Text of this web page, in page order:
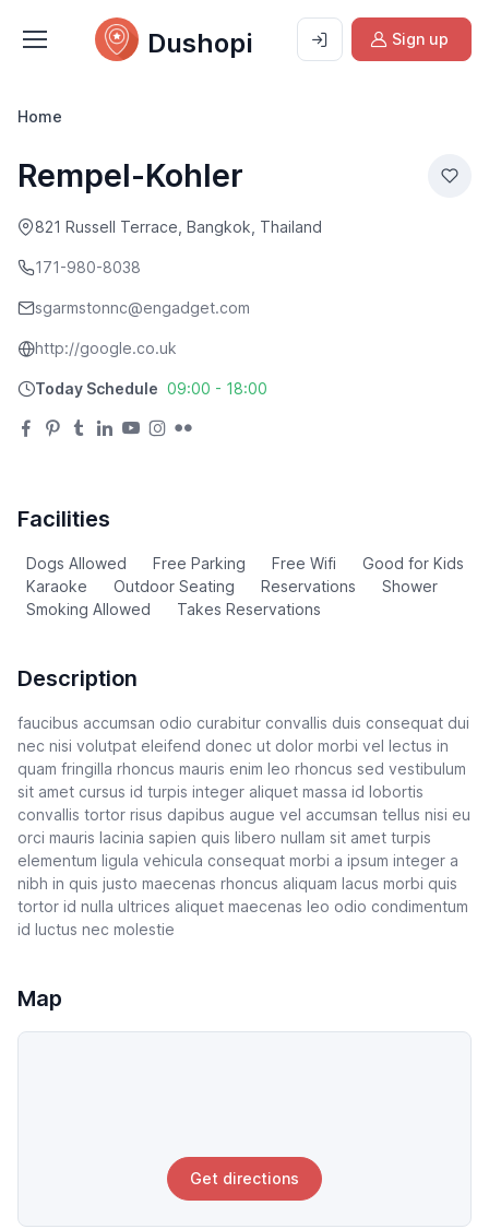
Dushopi Sign up
Home
Rempel-Kohler
821 Russell Terrace, Bangkok, Thailand
171-980-8038
sgarmstonnc@engadget.com
http://google.co.uk
Today Schedule 09:00 - 18:00
Facilities
Dogs Allowed Free Parking Free Wifi
Good for Kids
Karaoke
Outdoor Seating Reservations
Shower
Smoking Allowed
Takes Reservations
Description
faucibus accumsan odio curabitur convallis duis consequat dui
nec nisi volutpat eleifend donec ut dolor morbi vel lectus in
quam fringilla rhoncus mauris enim leo rhoncus sed vestibulum
sit amet cursus id turpis integer aliquet massa id lobortis
convallis tortor risus dapibus augue vel accumsan tellus nisi eu
orci mauris lacinia sapien quis libero nullam sit amet turpis
elementum ligula vehicula consequat morbi a ipsum integer a
nibh in quis justo maecenas rhoncus aliquam lacus morbi quis
tortor id nulla ultrices aliquet maecenas leo odio condimentum
id luctus nec molestie
Map
Get directions